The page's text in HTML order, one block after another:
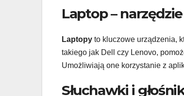
Laptop –
Laptopy to kluczowe urządzenia,
takiego jak Dell czy Lenovo,
Umożliwiają one korzystanie z
Słuchawki i